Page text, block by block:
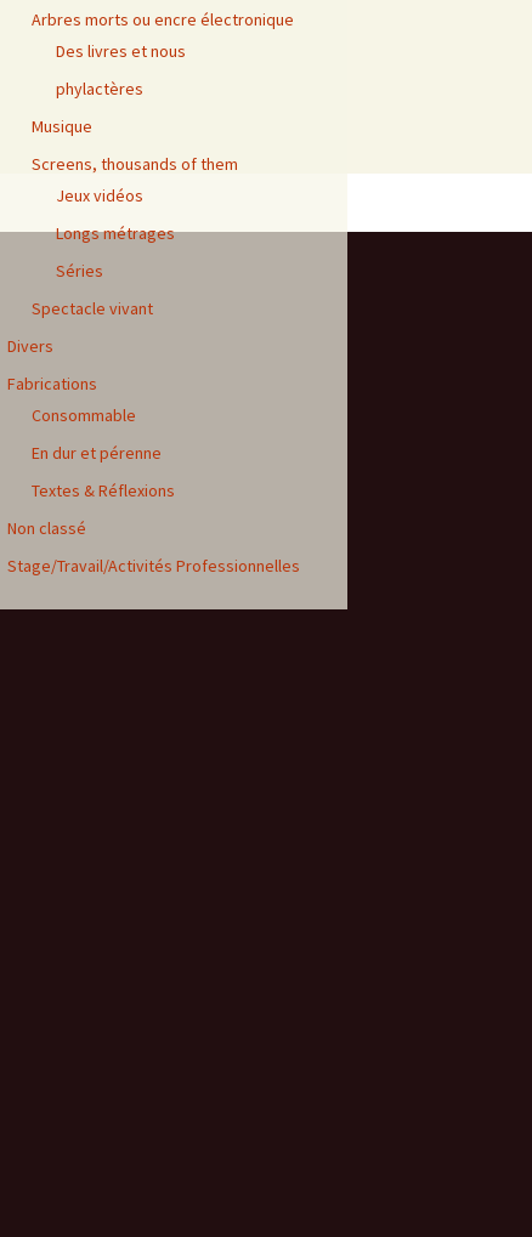
Arbres morts ou encre électronique
Des livres et nous
phylactères
Musique
Screens, thousands of them
Jeux vidéos
Longs métrages
Séries
Spectacle vivant
Divers
Fabrications
Consommable
En dur et pérenne
Textes & Réflexions
Non classé
Stage/Travail/Activités Professionnelles